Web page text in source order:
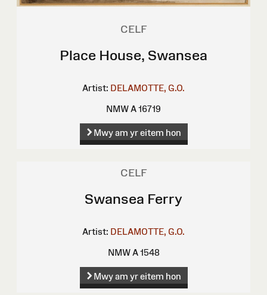
CELF
Place House, Swansea
Artist: DELAMOTTE, G.O.
NMW A 16719
Mwy am yr eitem hon
CELF
Swansea Ferry
Artist: DELAMOTTE, G.O.
NMW A 1548
Mwy am yr eitem hon